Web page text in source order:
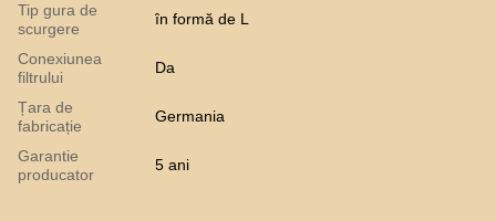
Tip gura de
scurgere
în formă de L
Conexiunea
filtrului
Da
Țara de
fabricație
Germania
Garantie
producator
5 ani